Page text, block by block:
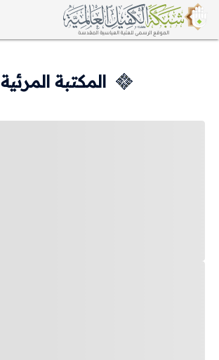
المكتبة المرئية